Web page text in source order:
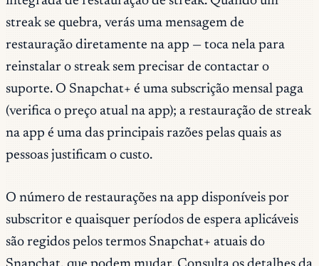
streak se quebra, verás uma mensagem de
restauração diretamente na app — toca nela para
reinstalar o streak sem precisar de contactar o
suporte. O Snapchat+ é uma subscrição mensal paga
(verifica o preço atual na app); a restauração de streak
na app é uma das principais razões pelas quais as
pessoas justificam o custo.
O número de restaurações na app disponíveis por
subscritor e quaisquer períodos de espera aplicáveis
são regidos pelos termos Snapchat+ atuais do